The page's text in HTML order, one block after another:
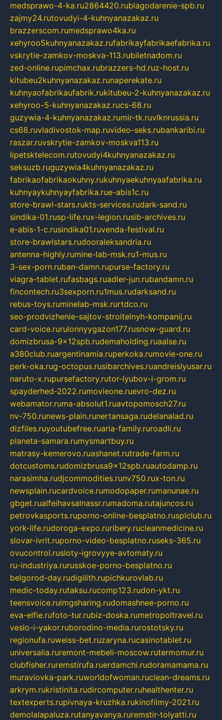
medsprawo-4-ka.ru2864420.rublagodarenie-spb.ru
zajmy24.rutovudyi-4-kuhnyanazakaz.ru
brazzerscom.rumedsprawo4ka.ru
xehyroo5kuhnyanazakaz.rufabrikayfabrikaefabrika.ru
vskrytie-zamkov-moskva-113.rubiletnadom.ru
zed-online.rupimchax.rubrazzers-hd.ruz-host.ru
kitubeu2kuhnyanazakaz.runaperekate.ru
kuhnyaofabrikaufabrik.rukitubeu-2-kuhnyanazakaz.ru
xehyroo-5-kuhnyanazakaz.rucs-68.ru
guzywia-4-kuhnyanazakaz.rumir-tk.ruvlknrussia.ru
cs68.ruvladivostok-map.ruvideo-seks.rubankaribi.ru
raszar.ruvskrytie-zamkov-moskva113.ru
lipetsktelecom.rutovudyi4kuhnyanazakaz.ru
seksuzb.ruguzywia4kuhnyanazakaz.ru
fabrikaofabrikaokuhny.rukuhnyaekuhnyaafabrika.ru
kuhnyaykuhnyayfabrika.rue-abis1c.ru
store-brawl-stars.rukts-services.rudark-sand.ru
sindika-01.rusp-life.rux-legion.rusib-archives.ru
e-abis-1-c.rusindika01.ruvenda-festival.ru
store-brawlstars.rudooraleksandria.ru
antenna-highly.rumine-lab-msk.ru1-mus.ru
3-sex-porn.ruban-damn.rupurse-factory.ru
viagra-tablet.rufasbags.ruadler-jun.rubandamn.ru
fincontech.ru3sexporn.ru1mus.rudarksand.ru
rebus-toys.ruminelab-msk.rurtdco.ru
seo-prodvizhenie-sajtov-stroitelnyh-kompanij.ru
card-voice.rurulonnyygazon177.rusnow-guard.ru
domizbrusa-9x12spb.rudemaholding.ruaalse.ru
a380club.ruargentinamia.ruperkoka.rumovie-one.ru
perk-oka.rug-octopus.rusibarchives.ruandreislyusar.ru
naruto-x.rupursefactory.rutor-lyubov-i-grom.ru
spayderhed-2022.rumovieone.ruevro-dez.ru
webamator.ruma-absolut1.ruavtopomosch27.ru
nv-750.runews-plain.runertansaga.rudelanalad.ru
dizfiles.ruyoutubefree.ruaria-family.ruroadli.ru
planeta-samara.rumysmartbuy.ru
matrasy-kemerovo.ruashanet.rutrade-farm.ru
dotcustoms.rudomizbrusa9x12spb.ruautodamp.ru
narasimha.rudjcommodities.runv750.rux-ton.ru
newsplain.rucardvoice.rumodopaper.rumanunae.ru
gbget.rualfeihavsalnassr.rumadoma.rutajuncos.ru
petrovkasports.ruporno-online-besplatno.rusplclub.ru
york-life.rudoroga-expo.ruribery.rucleanmedicine.ru
slovar-ivrit.ruporno-video-besplatno.ruseks-365.ru
ovucontrol.rusloty-igrovyye-avtomaty.ru
ru-industriya.rurusskoe-porno-besplatno.ru
belgorod-day.rudigilith.rupichkurovlab.ru
medic-today.rutaksu.rucomp123.rudon-ykt.ru
teensvoice.ruimgsharing.rudomashnee-porno.ru
eva-elfie.rufoto-tur.rubiz-doska.rumetropoltravel.ru
veslo-i-yakor.ruborodino-media.rurostotsky.ru
regionufa.ruweiss-bet.ruzaryna.rucasinotablet.ru
universalia.ruremont-mebeli-moscow.rutermomur.ru
clubfisher.ruremstirufa.ruerdamchi.rudoramamama.ru
muraviovka-park.ruworldofwoman.ruclean-dreams.ru
arkrym.rukristinita.rudircomputer.ruhealthenter.ru
textexperts.rupivnaya-kruzhka.rukinofilmy-2021.ru
demolalapaluza.rutanyavanya.ruremstir-tolyatti.ru